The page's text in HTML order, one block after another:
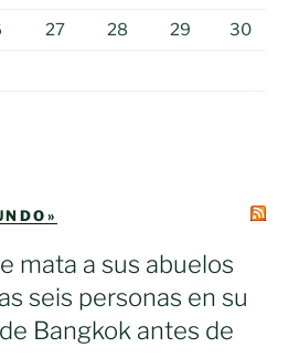
27 28 29 30
mata a sus abuelos
seis personas en su
Bangkok antes de